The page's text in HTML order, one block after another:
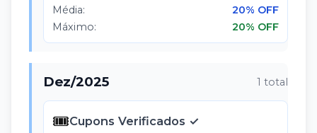
Média:
20% OFF
Máximo:
20% OFF
Dez/2025 1 total
🎟️Cupons Verificados ✓